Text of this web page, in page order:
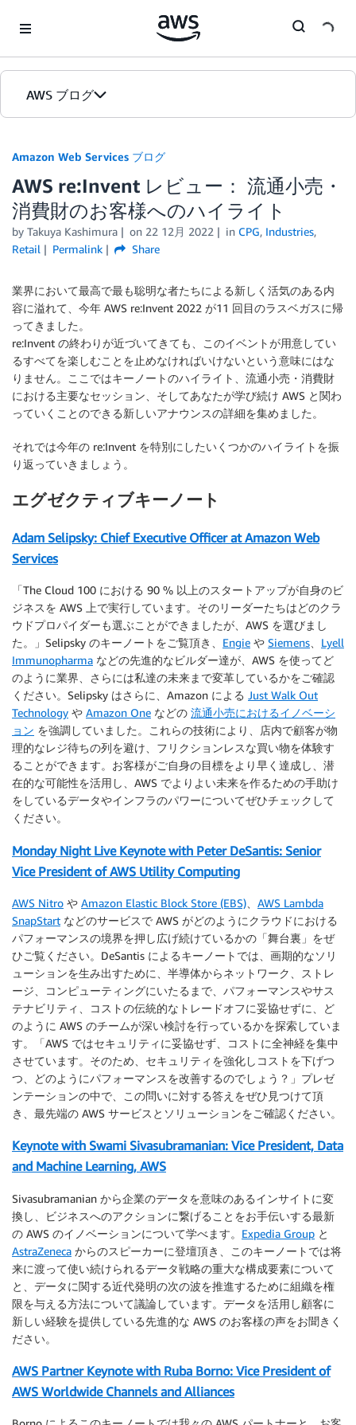
AWS ブログ
カテゴリ
エディション
Amazon Web Services ブログ
AWS re:Invent レビュー： 流通小売・
消費財のお客様へのハイライト
by Takuya Kashimura on 22 12月 2022 in CPG, Industries,
Retail
Permalink Share
業界において最高で最も聡明な者たちによる新しく活気のある内
容に溢れて、今年 AWS re:Invent 2022 が11 回目のラスベガスに帰
ってきました。
re:Invent の終わりが近づいてきても、このイベントが用意してい
るすべてを楽しむことを止めなければいけないという意味にはな
りません。ここではキーノートのハイライト、流通小売・消費財
における主要なセッション、そしてあなたが学び続け AWS と関わ
っていくことのできる新しいアナウンスの詳細を集めました。
それでは今年の re:Invent を特別にしたいくつかのハイライトを振
り返っていきましょう。
エグゼクティブキーノート
Adam Selipsky: Chief Executive Officer at Amazon Web
Services
「The Cloud 100 における 90 % 以上のスタートアップが自身のビ
ジネスを AWS 上で実行しています。そのリーダーたちはどのクラ
ウドプロパイダーも選ぶことができましたが、AWS を選びまし
た。」Selipsky のキーノートをご覧頂き、 Engie や Siemens
Lyell
Immunopharma などの先進的なビルダー達が、AWS を使ってど
のように業界、さらには私達の未来まで変革しているかをご確認
ください。Selipsky はさらに、Amazon による Just Walk Out
Technology や Amazon One などの 流通小売におけるイノベーシ
ョン を強調していました。これらの技術により、店内で顧客が物
理的なレジ待ちの列を避け、フリクションレスな買い物を体験す
ることができます。お客様がご自身の目標をより早く達成し、潜
在的な可能性を活用し、AWS でよりよい未来を作るための手助け
をしているデータやインフラのパワーについてぜひチェックして
ください。
Monday Night Live Keynote with Peter DeSantis: Senior
Vice President of AWS Utility Computing
AWS Nitro や Amazon Elastic Block Store (EBS)
AWS Lambda
SnapStart などのサービスで AWS がどのようにクラウドにおける
パフォーマンスの境界を押し広げ続けているかの「舞台裏」をぜ
ひご覧ください。DeSantis によるキーノートでは、画期的なソリ
ューションを生み出すために、半導体からネットワーク、ストレ
ージ、コンピューティングにいたるまで、パフォーマンスやサス
テナビリティ、コストの伝統的なトレードオフに妥協せずに、ど
のように AWS のチームが深い検討を行っているかを探索していま
す。「AWS ではセキュリティに妥協せず、コストに全神経を集中
させています。そのため、セキュリティを強化しコストを下げつ
つ、どのようにパフォーマンスを改善するのでしょう？」プレゼ
ンテーションの中で、この問いに対する答えをぜひ見つけて頂
き、最先端の AWS サービスとソリューションをご確認ください。
Keynote with Swami Sivasubramanian: Vice President, Data
and Machine Learning, AWS
Sivasubramanian から企業のデータを意味のあるインサイトに変
換し、ビジネスへのアクションに繋げることをお手伝いする最新
の AWS のイノベーションについて学べます。 Expedia Group と
AstraZeneca からのスピーカーに登壇頂き、このキーノートでは将
来に渡って使い続けられるデータ戦略の重大な構成要素について
と、データに関する近代発明の次の波を推進するために組織を権
限を与える方法について議論しています。データを活用し顧客に
新しい経験を提供している先進的な AWS のお客様の声をお聞きく
ださい。
AWS Partner Keynote with Ruba Borno: Vice President of
AWS Worldwide Channels and Alliances